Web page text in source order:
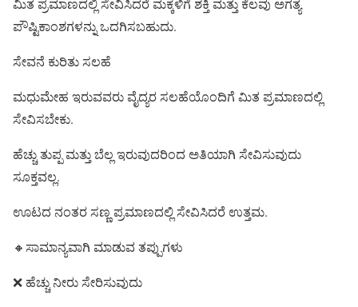
ಮಿತ ಪ್ರಮಾಣದಲ್ಲಿ ಸೇವಿಸಿದರೆ ಮಕ್ಕಳಿಗೆ ಶಕ್ತಿ ಮತ್ತು ಕೆಲವು ಅಗತ್ಯ
ಪೌಷ್ಟಿಕಾಂಶಗಳನ್ನು ಒದಗಿಸಬಹುದು.
ಸೇವನೆ ಕುರಿತು ಸಲಹೆ
ಮಧುಮೇಹ ಇರುವವರು ವೈದ್ಯರ ಸಲಹೆಯೊಂದಿಗೆ ಮಿತ ಪ್ರಮಾಣದಲ್ಲಿ
ಸೇವಿಸಬೇಕು.
ಹೆಚ್ಚು ತುಪ್ಪ ಮತ್ತು ಬೆಲ್ಲ ಇರುವುದರಿಂದ ಅತಿಯಾಗಿ ಸೇವಿಸುವುದು
ಸೂಕ್ತವಲ್ಲ.
ಊಟದ ನಂತರ ಸಣ್ಣ ಪ್ರಮಾಣದಲ್ಲಿ ಸೇವಿಸಿದರೆ ಉತ್ತಮ.
🔸ಸಾಮಾನ್ಯವಾಗಿ ಮಾಡುವ ತಪ್ಪುಗಳು
❌ ಹೆಚ್ಚು ನೀರು ಸೇರಿಸುವುದು